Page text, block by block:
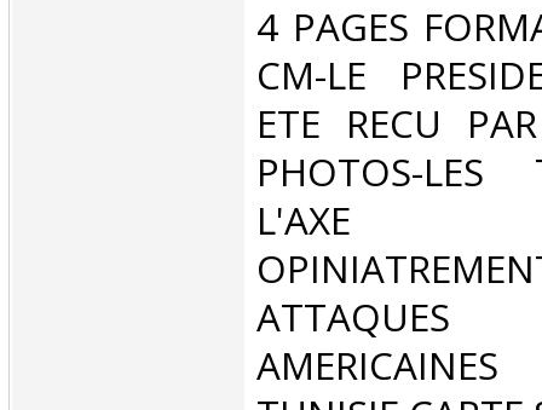
‎4 PAGES
CM-LE
ETE RECU
PHOTOS-LES
L'AXE